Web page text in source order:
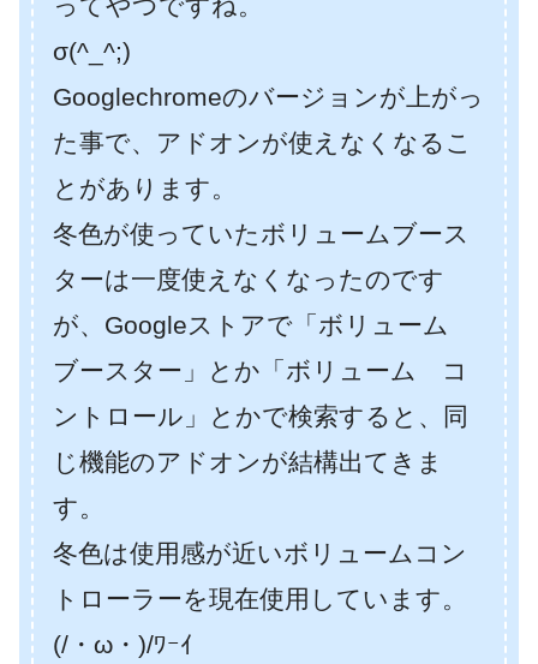
σ(^_^;)
Googlechromeのバージョンが上がっ
た事で、アドオンが使えなくなるこ
とがあります。
冬色が使っていたボリュームブース
ターは一度使えなくなったのです
が、Googleストアで「ボリューム
ブースター」とか「ボリューム コ
ントロール」とかで検索すると、同
じ機能のアドオンが結構出てきま
す。
冬色は使用感が近いボリュームコン
トローラーを現在使用しています。
(/・ω・)/ﾜｰｲ